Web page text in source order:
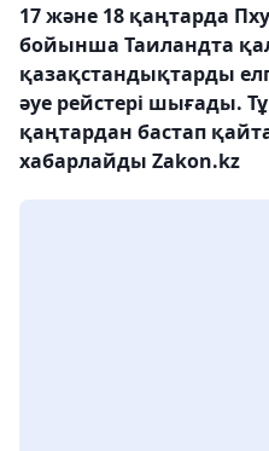
17 және 18 қаңтарда
бойынша Таиландта
қазақстандықтарды
әуе рейстері шығады.
қаңтардан бастап
хабарлайды Zakon.kz